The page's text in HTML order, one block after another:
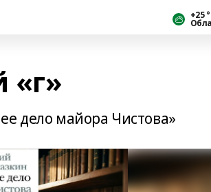
+25
«г»
дело майора Чистова»